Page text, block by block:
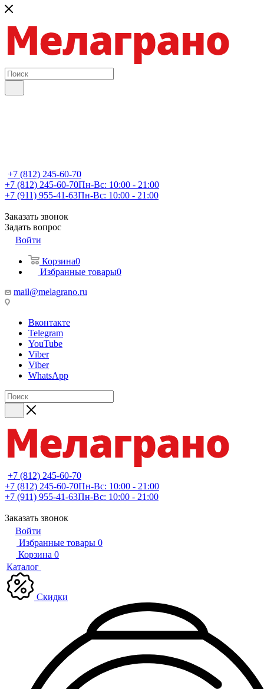
+7 (812) 245-60-70
+7 (812) 245-60-70Пн-Вс: 10:00 - 21:00
+7 (911) 955-41-63Пн-Вс: 10:00 - 21:00
Заказать звонок
Задать вопрос
Войти
Корзина0
Избранные товары0
mail@melagrano.ru
Вконтакте
Telegram
YouTube
Viber
Viber
WhatsApp
+7 (812) 245-60-70
+7 (812) 245-60-70Пн-Вс: 10:00 - 21:00
+7 (911) 955-41-63Пн-Вс: 10:00 - 21:00
Заказать звонок
Войти
Избранные товары 0
Корзина 0
Каталог
Скидки